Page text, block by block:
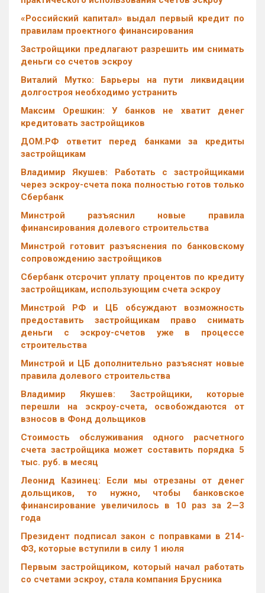
«Российский капитал» выдал первый кредит по
правилам проектного финансирования
Застройщики предлагают разрешить им снимать
деньги со счетов эскроу
Виталий Мутко: Барьеры на пути ликвидации
долгостроя необходимо устранить
Максим Орешкин: У банков не хватит денег
кредитовать застройщиков
ДОМ.РФ ответит перед банками за кредиты
застройщикам
Владимир Якушев: Работать с застройщиками
через эскроу-счета пока полностью готов только
Сбербанк
Минстрой разъяснил новые правила
финансирования долевого строительства
Минстрой готовит разъяснения по банковскому
сопровождению застройщиков
Сбербанк отсрочит уплату процентов по кредиту
застройщикам, использующим счета эскроу
Минстрой РФ и ЦБ обсуждают возможность
предоставить застройщикам право снимать
деньги с эскроу-счетов уже в процессе
строительства
Минстрой и ЦБ дополнительно разъяснят новые
правила долевого строительства
Владимир Якушев: Застройщики, которые
перешли на эскроу-счета, освобождаются от
взносов в Фонд дольщиков
Стоимость обслуживания одного расчетного
счета застройщика может составить порядка 5
тыс. руб. в месяц
Леонид Казинец: Если мы отрезаны от денег
дольщиков, то нужно, чтобы банковское
финансирование увеличилось в 10 раз за 2—3
года
Президент подписал закон с поправками в 214-
ФЗ, которые вступили в силу 1 июля
Первым застройщиком, который начал работать
со счетами эскроу, стала компания Брусника